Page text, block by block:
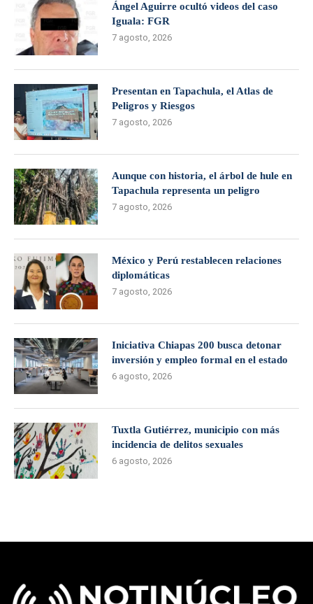
Ángel Aguirre ocultó videos del caso
Iguala: FGR
7 agosto, 2026
Presentan en Tapachula, el Atlas de
Peligros y Riesgos
7 agosto, 2026
Aunque con historia, el árbol de hule en
Tapachula representa un peligro
7 agosto, 2026
México y Perú restablecen relaciones
diplomáticas
7 agosto, 2026
Iniciativa Chiapas 200 busca detonar
inversión y empleo formal en el estado
6 agosto, 2026
Tuxtla Gutiérrez, municipio con más
incidencia de delitos sexuales
6 agosto, 2026